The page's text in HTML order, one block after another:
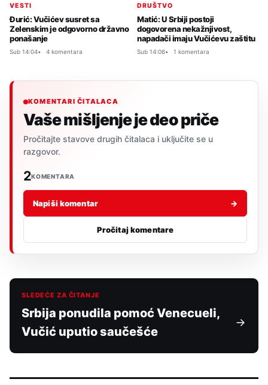
VESTI
Đurić: Vučićev susret sa
Zelenskim je odgovorno državno
ponašanje
Sub 14:04 4 komentara
DRUŠTVO
Matić: U Srbiji postoji
dogovorena nekažnjivost,
napadači imaju Vučićevu zaštitu
Sub 14:06 1 komentara
KOMENTARI ČITALACA
Vaše mišljenje je deo priče
Pročitajte stavove drugih čitalaca i uključite se u
razgovor.
2KOMENTARA
Napiši komentar →
Pročitaj komentare
SLEDEĆE ZA ČITANJE
Srbija ponudila pomoć Venecueli,
Vučić uputio saučešće